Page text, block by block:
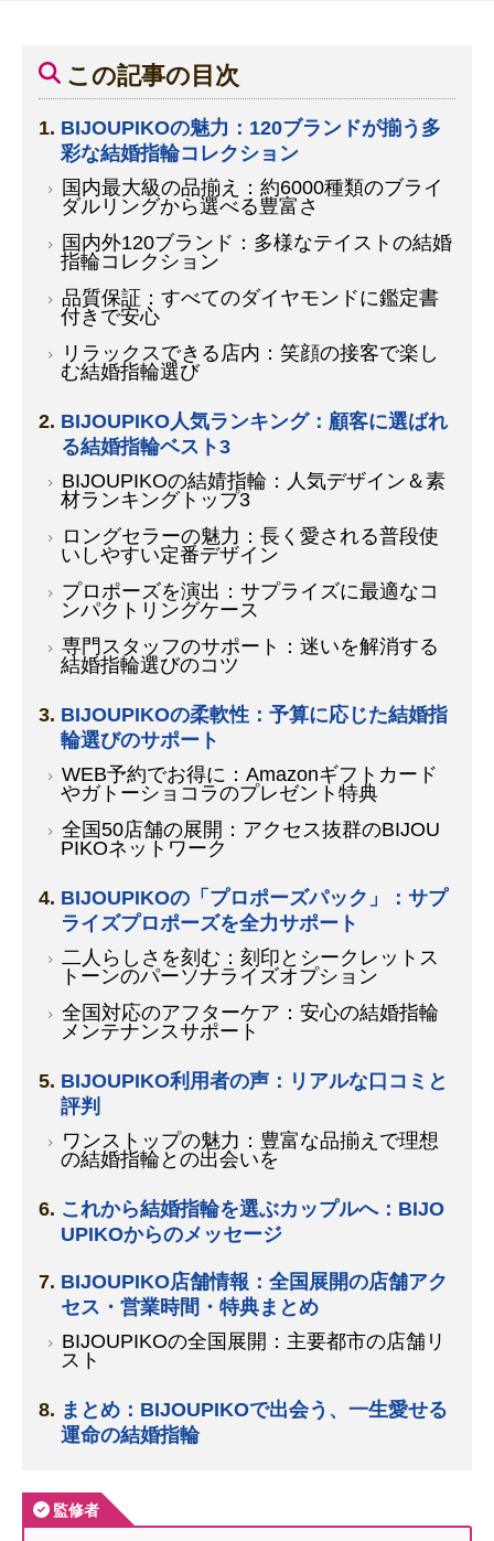
この記事の目次
BIJOUPIKOの魅力：120ブランドが揃う多
彩な結婚指輪コレクション
国内最大級の品揃え：約6000種類のブライ
ダルリングから選べる豊富さ
国内外120ブランド：多様なテイストの結婚
指輪コレクション
品質保証：すべてのダイヤモンドに鑑定書
付きで安心
リラックスできる店内：笑顔の接客で楽し
む結婚指輪選び
BIJOUPIKO人気ランキング：顧客に選ばれ
る結婚指輪ベスト3
BIJOUPIKOの結婧指輪：人気デザイン＆素
材ランキングトップ3
ロングセラーの魅力：長く愛される普段使
いしやすい定番デザイン
プロポーズを演出：サプライズに最適なコ
ンパクトリングケース
専門スタッフのサポート：迷いを解消する
結婚指輪選びのコツ
BIJOUPIKOの柔軟性：予算に応じた結婚指
輪選びのサポート
WEB予約でお得に：Amazonギフトカード
やガトーショコラのプレゼント特典
全国50店舗の展開：アクセス抜群のBIJOU
PIKOネットワーク
BIJOUPIKOの「プロポーズパック」：サプ
ライズプロポーズを全力サポート
二人らしさを刻む：刻印とシークレットス
トーンのパーソナライズオプション
全国対応のアフターケア：安心の結婚指輪
メンテナンスサポート
BIJOUPIKO利用者の声：リアルな口コミと
評判
ワンストップの魅力：豊富な品揃えで理想
の結婚指輪との出会いを
これから結婚指輪を選ぶカップルへ：BIJO
UPIKOからのメッセージ
BIJOUPIKO店舗情報：全国展開の店舗アク
セス・営業時間・特典まとめ
BIJOUPIKOの全国展開：主要都市の店舗リ
スト
まとめ：BIJOUPIKOで出会う、一生愛せる
運命の結婚指輪
監修者